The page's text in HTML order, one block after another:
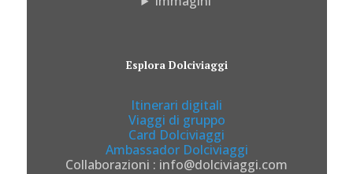
Esplora Dolciviaggi
Itinerari digitali
Viaggi di gruppo
Card Dolciviaggi
Ambassador Dolciviaggi
Collaborazioni : info@dolciviaggi.com